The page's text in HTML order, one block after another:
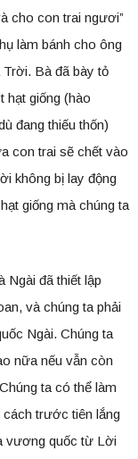
cho con trai ngươi”
làm bánh cho ông
Bà đã bày tỏ
hạt giống (hào
đang thiếu thốn)
con trai sẽ chết vào
không bị lay động
giống mà chúng ta
Ngài đã thiết lập
và chúng ta phải
Ngài. Chúng ta
nữa nếu vẫn còn
ta có thể làm
trước tiên lắng
vương quốc từ Lời